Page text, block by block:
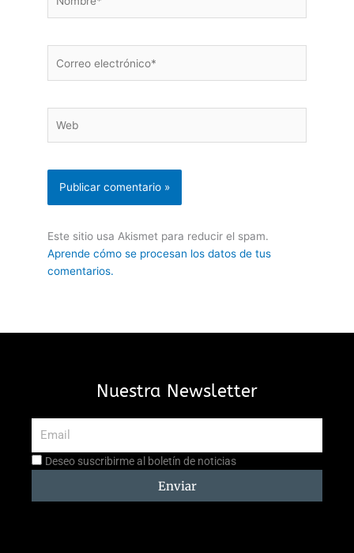
electrónico*
Este sitio usa Akismet para reducir el spam.
Aprende cómo se procesan los datos de tus
comentarios.
Nuestra Newsletter
Aceptación
Deseo suscribirme al boletín de noticias
Enviar